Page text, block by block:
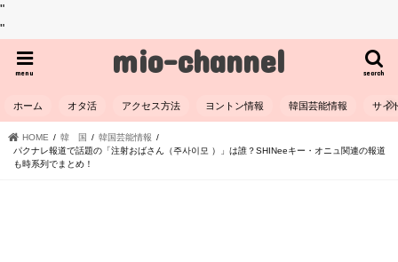
"
"
mio-channel search
menu
ホーム オタ活 アクセス方法 ヨントン情報 韓国芸能情報 サイ
HOME 韓 国
韓国芸能情報
パクナレ報道で話題の「注射おばさん（주사이모 ）」は誰？SHINeeキー・オニュ関連の報道
も時系列でまとめ！